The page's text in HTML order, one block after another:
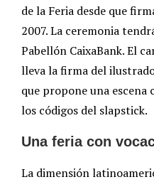
de la Feria desde que
2007. La ceremonia
Pabellón CaixaBank. El
lleva la firma del
que propone una
los códigos del slapstick.
Una feria con
La dimensión